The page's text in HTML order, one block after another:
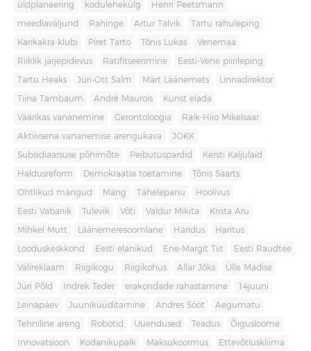
üldplaneering kodulehekülg Henri Peetsmann
meediaväljund Rahinge Artur Talvik Tartu rahuleping
Karikakra klubi Piret Tarto Tõnis Lukas Venemaa
Riiklik järjepidevus Ratifitseerimine Eesti-Vene piirileping
Tartu Heaks Jüri-Ott Salm Märt Läänemets Linnadirektor
Tiina Tambaum André Maurois Kunst elada
Väärikas vananemine Gerontoloogia Raik-Hiio Mikelsaar
Aktiivsena vananemise arengukava JOKK
Subsidiaarsuse põhimõte Peibutuspardid Kersti Kaljulaid
Haldusreform Demokraatia toetamine Tõnis Saarts
Ohtlikud mängud Mäng Tähelepanu Hoolivus
Eesti Vabariik Tulevik Võti Valdur Mikita Krista Aru
Mihkel Mutt Läänemeresoomlane Haridus Haritus
Looduskeskkond Eesti elanikud Ene-Margit Tiit Eesti Raudtee
Välireklaam Riigikogu Riigikohus Allar Jõks Ülle Madise
Jüri Põld Indrek Teder erakondade rahastamine 14juuni
Leinapäev Juuniküüditamine Andres Sööt Aegumatu
Tehniline areng Robotid Uuendused Teadus Õigusloome
Innovatsioon Kodanikupalk Maksukoormus Ettevõtluskliima